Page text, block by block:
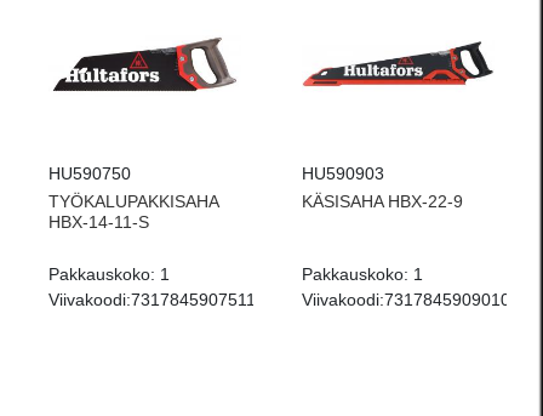
HU590750
TYÖKALUPAKKISAHA
HBX-14-11-S
Pakkauskoko: 1
Viivakoodi:7317845907511
HU590903
KÄSISAHA HBX-22-9
Pakkauskoko: 1
Viivakoodi:7317845909010